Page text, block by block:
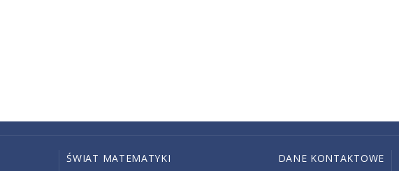
ŚWIAT MATEMATYKI DANE KONTAKTOWE